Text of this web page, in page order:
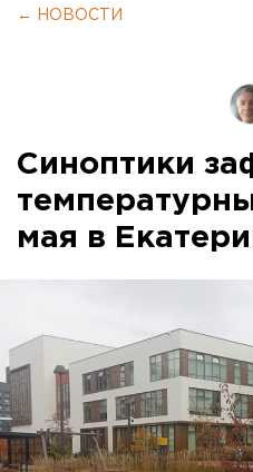
← НОВОСТИ
Синоптики
мая в